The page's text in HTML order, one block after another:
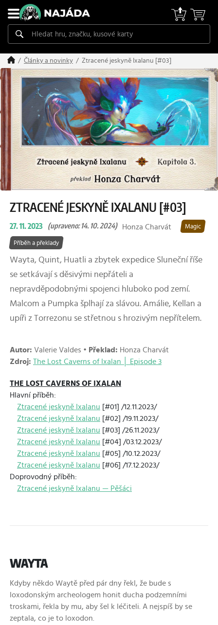
Články a novinky Ztracené jeskyně Ixalanu [#03]
ZTRACENÉ JESKYNĚ IXALANU [#03]
27. 11. 2023 (upraveno: 14. 10. 2024) Honza Charvát Magic
Příběh a překlady
Wayta, Quint, Huatli a zbytek expedice Sluneční říše
se setkávají s děsivými nepřáteli a
nepravděpodobnými spojenci hluboko pod zemí.
Malcom a Pumpka šplhají za slávou. Amálie, Kellan a
upíři z Torrezonu se střetnou s hrozivým nepřítelem.
Autor: Valerie Valdes • Překlad: Honza Charvát
Zdroj: The Lost Caverns of Ixalan │ Episode 3
THE LOST CAVERNS OF IXALAN
Hlavní příběh:
Ztracené jeskyně Ixalanu [#01] /12.11.2023/
Ztracené jeskyně Ixalanu [#02] /19.11.2023/
Ztracené jeskyně Ixalanu [#03] /26.11.2023/
Ztracené jeskyně Ixalanu [#04] /03.12.2023/
Ztracené jeskyně Ixalanu [#05] /10.12.2023/
Ztracené jeskyně Ixalanu [#06] /17.12.2023/
Doprovodný příběh:
Ztracené jeskyně Ixalanu — Pěšáci
WAYTA
Kdyby někdo Waytě před pár dny řekl, že bude s
loxodonským archeologem honit ducha podzemními
troskami, řekla by mu, aby šel k léčiteli. A nejspíš by se
zeptala, co je to loxodon.